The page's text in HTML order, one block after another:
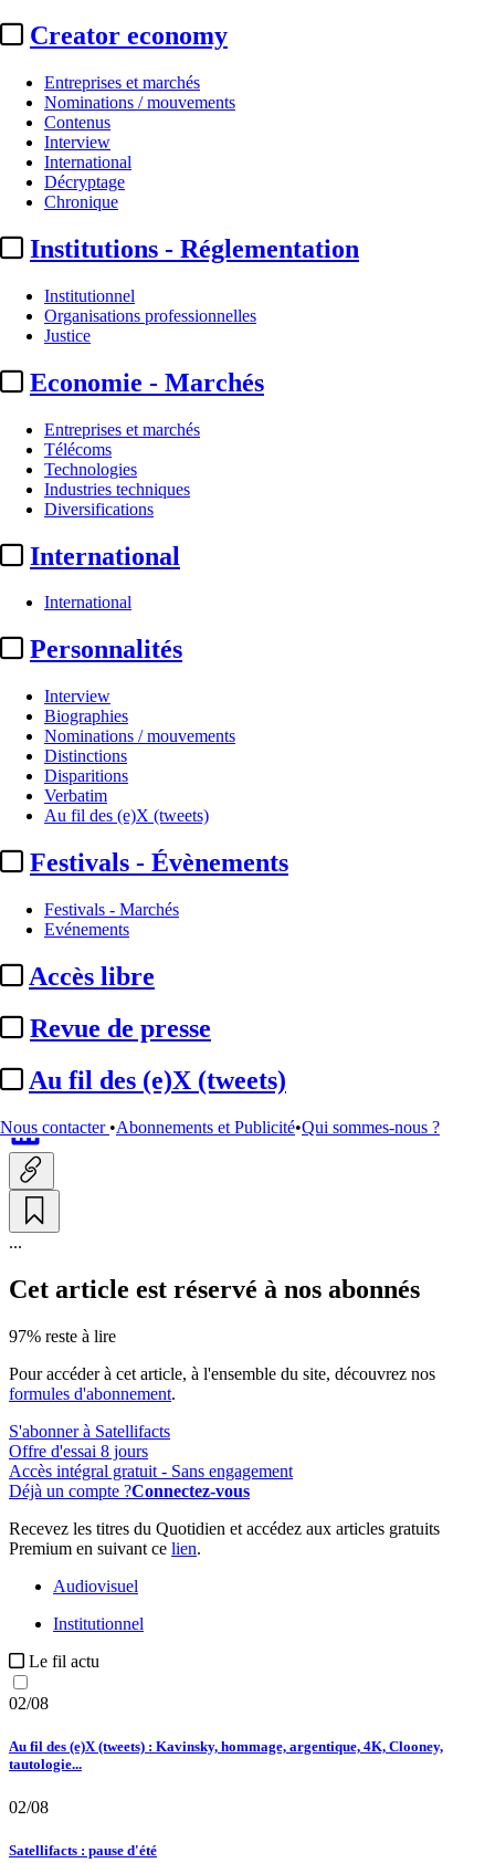
Creator economy
Entreprises et marchés
Nominations / mouvements
Contenus
Interview
International
Décryptage
Chronique
Institutions - Réglementation
Institutionnel
Organisations professionnelles
Justice
Economie - Marchés
Entreprises et marchés
Télécoms
Technologies
Industries techniques
Diversifications
International
International
Personnalités
Interview
Biographies
Nominations / mouvements
Distinctions
Disparitions
Verbatim
Au fil des (e)X (tweets)
Festivals - Évènements
Festivals - Marchés
Evénements
Accès libre
Revue de presse
Au fil des (e)X (tweets)
Nous contacter •Abonnements et Publicité•Qui sommes-nous ?
Piratage sportif :
de l’APPS après le vote des
députés ...
ParYD
...
Cet article est réservé à nos abonnés
97% reste à lire
Pour accéder à cet article, à l'ensemble du site, découvrez nos
formules d'abonnement.
S'abonner à Satellifacts
Offre d'essai 8 jours
Accès intégral gratuit - Sans engagement
Déjà un compte ?Connectez-vous
Recevez les titres du Quotidien et accédez aux articles gratuits
Premium en suivant ce lien.
Audiovisuel
Institutionnel
Le fil actu
02/08
Au fil des (e)X (tweets) : Kavinsky, hommage, argentique, 4K, Clooney,
tautologie...
02/08
Satellifacts : pause d'été